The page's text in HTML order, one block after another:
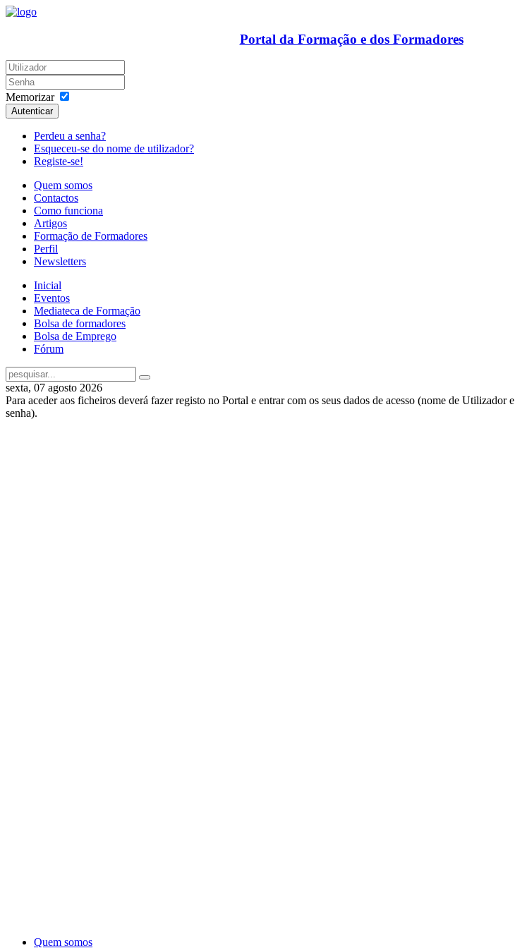
Portal da Formação e dos Formadores
Memorizar
Autenticar
Perdeu a senha?
Esqueceu-se do nome de utilizador?
Registe-se!
Quem somos
Contactos
Como funciona
Artigos
Formação de Formadores
Perfil
Newsletters
Inicial
Eventos
Mediateca de Formação
Bolsa de formadores
Bolsa de Emprego
Fórum
sexta, 07 agosto 2026
Para aceder aos ficheiros deverá fazer registo no Portal e entrar com os seus dados de acesso (nome de Utilizador e
senha).
Quem somos